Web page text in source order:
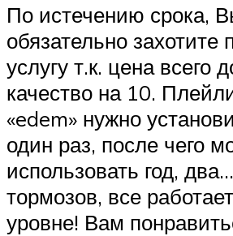
По истечению срока,
обязательно захотите
услугу т.к. цена всего
качество на 10.
«edem» нужно
один раз, после чего
использовать год,
тормозов, все
уровне! Вам